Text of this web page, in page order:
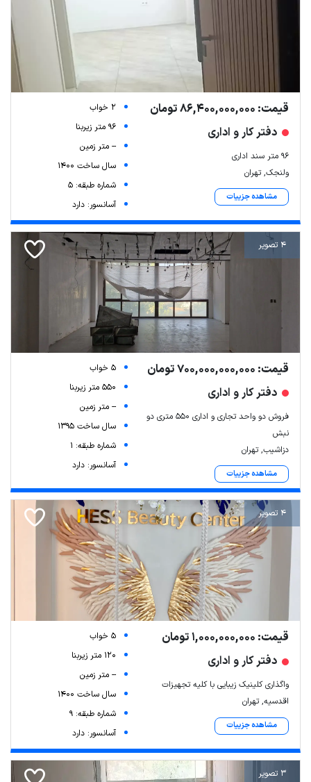
قیمت: 86,400,000,000 تومان
دفتر کار و اداری
96 متر سند اداری
ولنجک, تهران
مشاهده جزییات
2 خواب
96 متر زیربنا
-- متر زمین
سال ساخت 1400
شماره طبقه: 5
آسانسور: دارد
4 تصویر
قیمت: 700,000,000,000 تومان
دفتر کار و اداری
فروش دو واحد تجاری و اداری ۵۵۰ متری دو
نبش
دزاشیب, تهران
مشاهده جزییات
5 خواب
550 متر زیربنا
-- متر زمین
سال ساخت 1395
شماره طبقه: 1
آسانسور: دارد
4 تصویر
قیمت: 1,000,000,000 تومان
دفتر کار و اداری
واگذاری کلینیک زیبایی با کلیه تجهیزات
اقدسیه, تهران
مشاهده جزییات
5 خواب
120 متر زیربنا
-- متر زمین
سال ساخت 1400
شماره طبقه: 9
آسانسور: دارد
3 تصویر